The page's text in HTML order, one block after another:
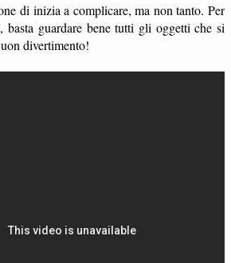
di inizia a complicare, ma non tanto. Per
, basta guardare bene tutti gli oggetti che si
divertimento!